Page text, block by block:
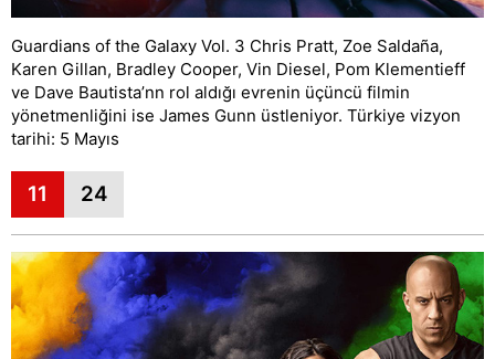
Guardians of the Galaxy Vol. 3 Chris Pratt, Zoe Saldaña,
Karen Gillan, Bradley Cooper, Vin Diesel, Pom Klementieff
ve Dave Bautista’nn rol aldığı evrenin üçüncü filmin
yönetmenliğini ise James Gunn üstleniyor. Türkiye vizyon
tarihi: 5 Mayıs
11 24